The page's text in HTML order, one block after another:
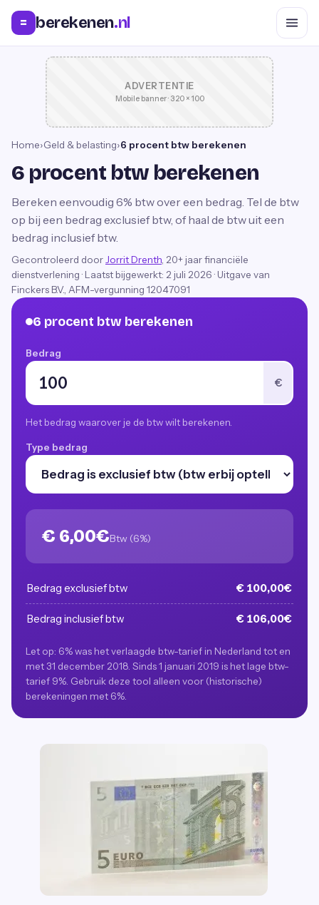
= berekenen.nl
ADVERTENTIE
Mobile banner · 320 × 100
Home›Geld & belasting›6 procent btw berekenen
6 procent btw berekenen
Bereken eenvoudig 6% btw over een bedrag. Tel de btw
op bij een bedrag exclusief btw, of haal de btw uit een
bedrag inclusief btw.
Gecontroleerd door Jorrit Drenth , 20+ jaar financiële
dienstverlening · Laatst bijgewerkt: 2 juli 2026 · Uitgave van
Finckers B.V., AFM-vergunning 12047091
6 procent btw berekenen
Bedrag
€
Het bedrag waarover je de btw wilt berekenen.
Type bedrag
€ 6,00€Btw (6%)
Bedrag exclusief btw € 100,00€
Bedrag inclusief btw € 106,00€
Let op: 6% was het verlaagde btw-tarief in Nederland tot en
met 31 december 2018. Sinds 1 januari 2019 is het lage btw-
tarief 9%. Gebruik deze tool alleen voor (historische)
berekeningen met 6%.